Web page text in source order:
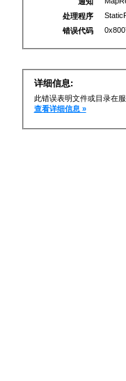
处理程序
错误代码
详细信息:
此错误表明文件或目录在
查看详细信息 »